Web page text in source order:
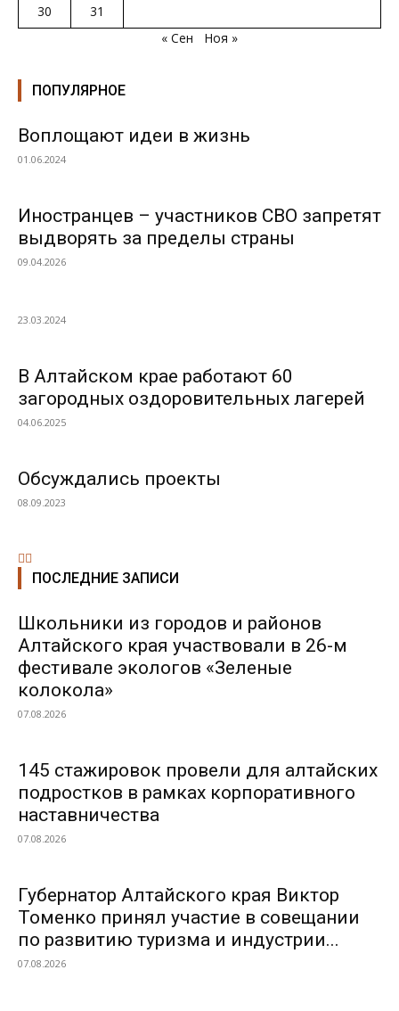
30
31
« Сен
Ноя »
ПОПУЛЯРНОЕ
Воплощают идеи в жизнь
01.06.2024
Иностранцев – участников СВО запретят
выдворять за пределы страны
09.04.2026
23.03.2024
В Алтайском крае работают 60
загородных оздоровительных лагерей
04.06.2025
Обсуждались проекты
08.09.2023
ПОСЛЕДНИЕ ЗАПИСИ
Школьники из городов и районов
Алтайского края участвовали в 26-м
фестивале экологов «Зеленые
колокола»
07.08.2026
145 стажировок провели для алтайских
подростков в рамках корпоративного
наставничества
07.08.2026
Губернатор Алтайского края Виктор
Томенко принял участие в совещании
по развитию туризма и индустрии...
07.08.2026